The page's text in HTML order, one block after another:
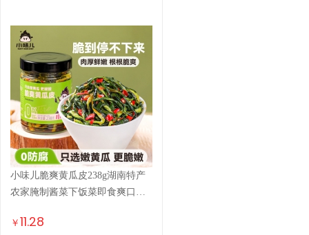
小味儿脆爽黄瓜皮238g湖南特产
农家腌制酱菜下饭菜即食爽口
￥11.28